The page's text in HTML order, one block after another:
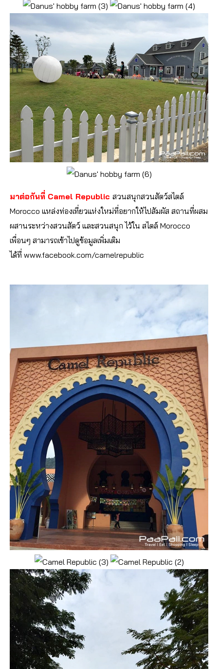
มาต่อกันที่ Camel Republic สวนสนุกสวนสัตว์สไตล์
Morocco แหล่งท่องเที่ยวแห่งใหม่ที่อยากให้ไปสัมผัส สถานที่ผสม
ผสานระหว่างสวนสัตว์ และสวนสนุก ไว้ใน สไตล์ Morocco
เพื่อนๆ สามารถเข้าไปดูข้อมูลเพิ่มเติม
ได้ที่ www.facebook.com/camelrepublic